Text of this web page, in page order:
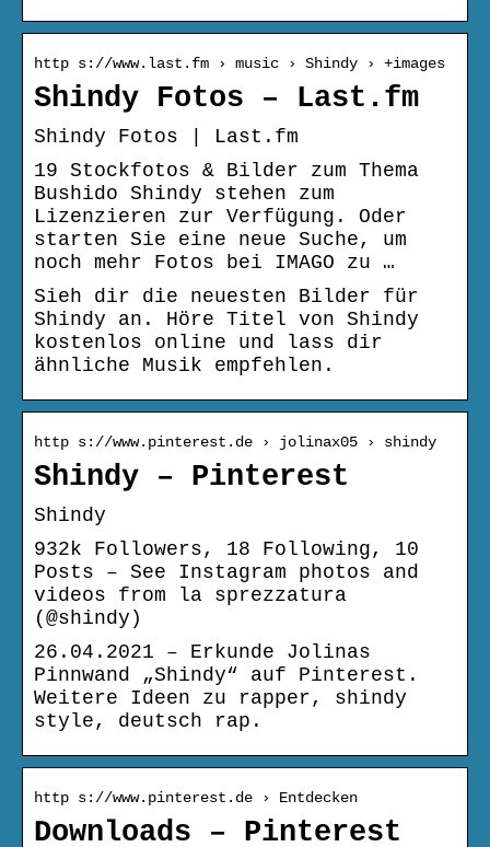
http s://www.last.fm › music › Shindy › +images
Shindy Fotos – Last.fm
Shindy Fotos | Last.fm
19 Stockfotos & Bilder zum Thema
Bushido Shindy stehen zum
Lizenzieren zur Verfügung. Oder
starten Sie eine neue Suche, um
noch mehr Fotos bei IMAGO zu …
Sieh dir die neuesten Bilder für
Shindy an. Höre Titel von Shindy
kostenlos online und lass dir
ähnliche Musik empfehlen.
http s://www.pinterest.de › jolinax05 › shindy
Shindy – Pinterest
Shindy
932k Followers, 18 Following, 10
Posts – See Instagram photos and
videos from la sprezzatura
(@shindy)
26.04.2021 – Erkunde Jolinas
Pinnwand „Shindy“ auf Pinterest.
Weitere Ideen zu rapper, shindy
style, deutsch rap.
http s://www.pinterest.de › Entdecken
Downloads – Pinterest